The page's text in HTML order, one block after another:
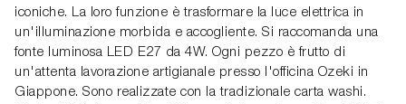
iconiche. La loro funzione è trasformare la luce elettrica in
un'illuminazione morbida e accogliente. Si raccomanda una
fonte luminosa LED E27 da 4W. Ogni pezzo è frutto di
un'attenta lavorazione artigianale presso l'officina Ozeki in
Giappone. Sono realizzate con la tradizionale carta washi.